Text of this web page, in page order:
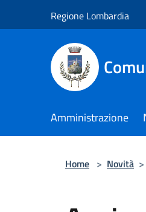
Regione Lombardia
Amministrazione
Home > Novità >